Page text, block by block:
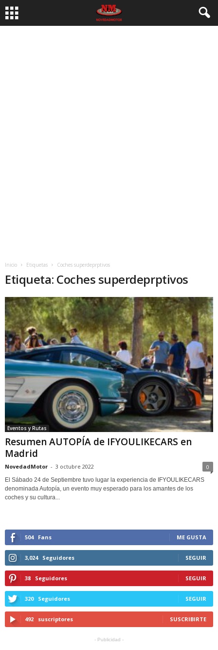
Inicio Etiquetas Coches superdeprptivos
Etiqueta: Coches superdeprptivos
Eventos y Rutas
Resumen AUTOPÍA de IFYOULIKECARS en
Madrid
NovedadMotor - 3 octubre 2022 0
El Sábado 24 de Septiembre tuvo lugar la experiencia de IFYOULIKECARS
denominada Autopía, un evento muy esperado para los amantes de los
coches y su cultura...
504 Fans ME GUSTA
3,024 Seguidores SEGUIR
38 Seguidores SEGUIR
320 Seguidores SEGUIR
492 suscriptores SUSCRIBIRTE
- Publicidad -